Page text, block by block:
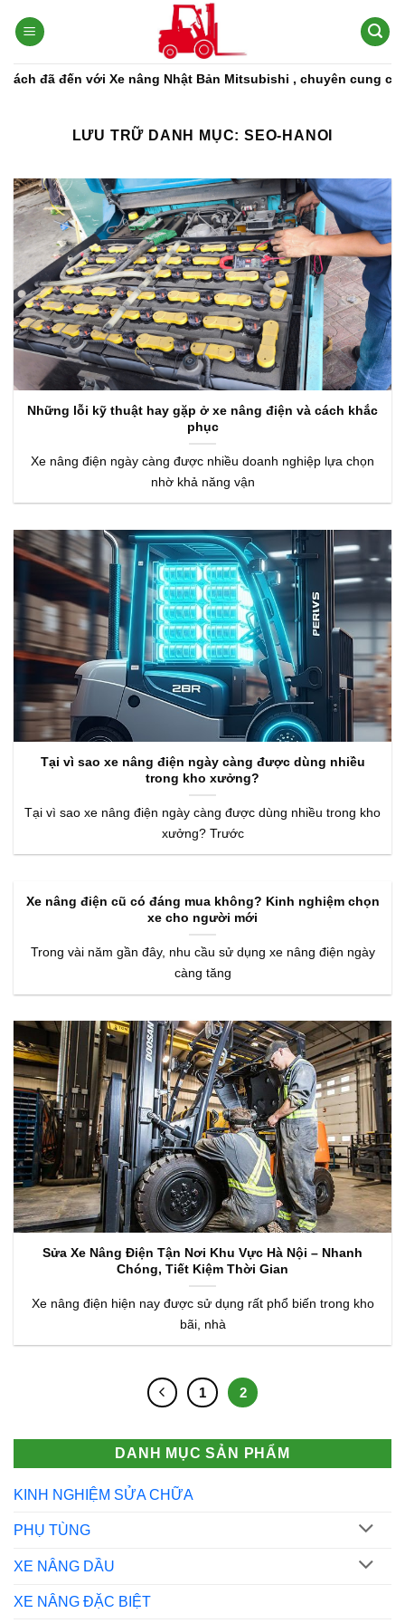
qua
dung
đã đến với Xe nâng Nhật Bản Mitsubishi , chuyên cung cấp
LƯU TRỮ DANH MỤC:SEO-HANOI
Những lỗi kỹ thuật hay gặp ở xe nâng điện và cách khắc
phục
Xe nâng điện ngày càng được nhiều doanh nghiệp lựa chọn
nhờ khả năng vận
Tại vì sao xe nâng điện ngày càng được dùng nhiều
trong kho xưởng?
Tại vì sao xe nâng điện ngày càng được dùng nhiều trong kho
xưởng? Trước
Xe nâng điện cũ có đáng mua không? Kinh nghiệm chọn
xe cho người mới
Trong vài năm gần đây, nhu cầu sử dụng xe nâng điện ngày
càng tăng
Sửa Xe Nâng Điện Tận Nơi Khu Vực Hà Nội – Nhanh
Chóng, Tiết Kiệm Thời Gian
Xe nâng điện hiện nay được sử dụng rất phổ biến trong kho
bãi, nhà
1 2
DANH MỤC SẢN PHẨM
KINH NGHIỆM SỬA CHỮA
PHỤ TÙNG
XE NÂNG DẦU
XE NÂNG ĐẶC BIỆT